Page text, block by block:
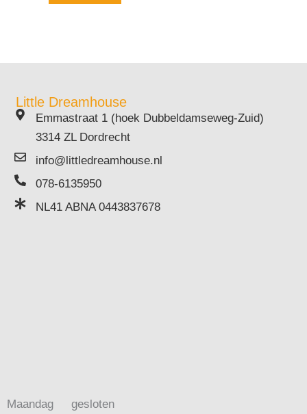
Little Dreamhouse
Emmastraat 1 (hoek Dubbeldamseweg-Zuid)
3314 ZL Dordrecht
info@littledreamhouse.nl
078-6135950
NL41 ABNA 0443837678
Maandag gesloten